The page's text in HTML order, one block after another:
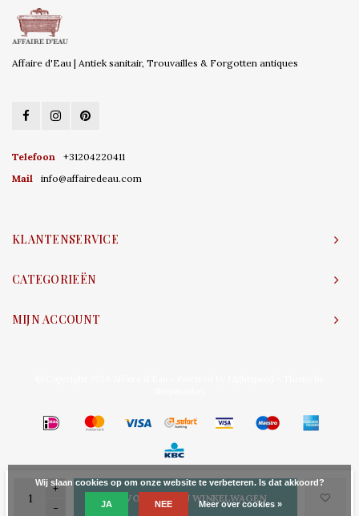
+
-
TOEVOEGEN AAN WINKELWAGEN
Affaire d'Eau | Antiek sanitair, Trouvailles & Forgotten antiques
Telefoon
+31204220411
Mail
info@affairedeau.com
KLANTENSERVICE
CATEGORIEËN
MIJN ACCOUNT
Wij slaan cookies op om onze website te verbeteren. Is dat akkoord?
JA NEE Meer over cookies »